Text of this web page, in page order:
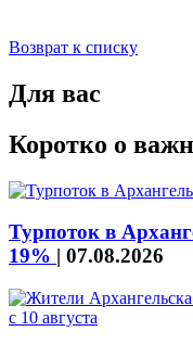
Возврат к списку
Для вас
Коротко о
Турпоток в
19% | 07.08.2026